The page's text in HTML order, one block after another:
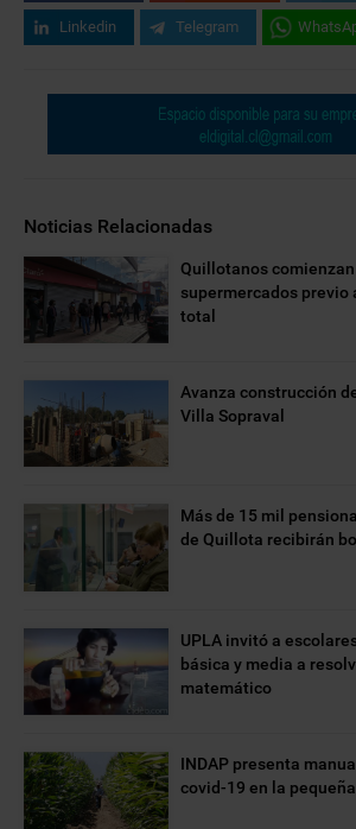
Linkedin Telegram
Noticias Relacionadas
Quillotanos
supermercados previo
total
Avanza construcción
Villa Sopraval
Más de 15 mil
de Quillota recibirán
UPLA invitó a
básica y media a
matemático
INDAP presenta
covid-19 en la